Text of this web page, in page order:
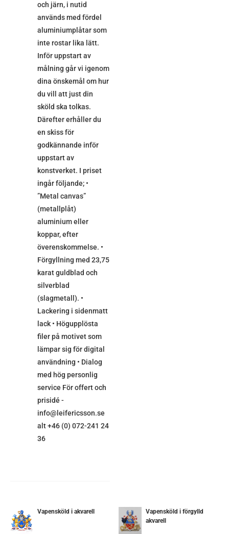
och järn, i nutid
används med fördel
aluminiumplåtar som
inte rostar lika lätt.
Inför uppstart av
målning går vi igenom
dina önskemål om hur
du vill att just din
sköld ska tolkas.
Därefter erhåller du
en skiss för
godkännande inför
uppstart av
konstverket. I priset
ingår följande; •
”Metal canvas”
(metallplåt)
aluminium eller
koppar, efter
överenskommelse. •
Förgyllning med 23,75
karat guldblad och
silverblad
(slagmetall). •
Lackering i sidenmatt
lack • Högupplösta
filer på motivet som
lämpar sig för digital
användning • Dialog
med hög personlig
service För offert och
prisidé -
info@leifericsson.se
alt +46 (0) 072-241 24
36
Vapensköld i akvarell
DETALJER
Vapensköld i förgylld
akvarell